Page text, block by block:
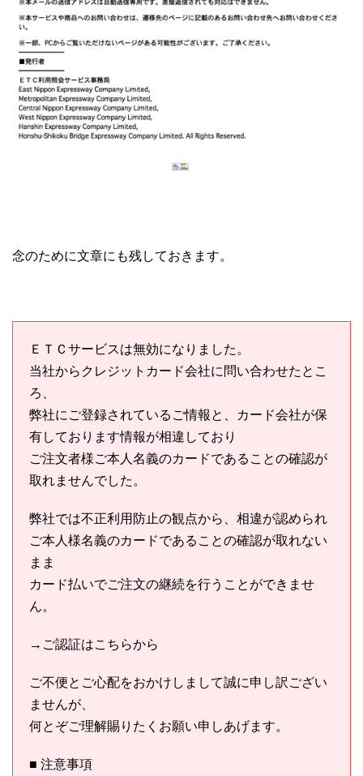
念のために文章にも残しておきます。
ＥＴＣサービスは無効になりました。
当社からクレジットカード会社に問い合わせたとこ
ろ、
弊社にご登録されているご情報と、カード会社が保
有しております情報が相違しており
ご注文者様ご本人名義のカードであることの確認が
取れませんでした。
弊社では不正利用防止の観点から、相違が認められ
ご本人様名義のカードであることの確認が取れない
まま
カード払いでご注文の継続を行うことができませ
ん。
→ご認証はこちらから
ご不便とご心配をおかけしまして誠に申し訳ござい
ませんが、
何とぞご理解賜りたくお願い申しあげます。
■ 注意事項